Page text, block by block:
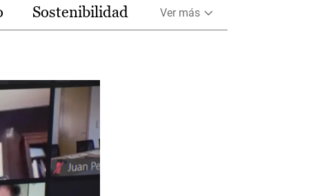
Sostenibilidad Ver más